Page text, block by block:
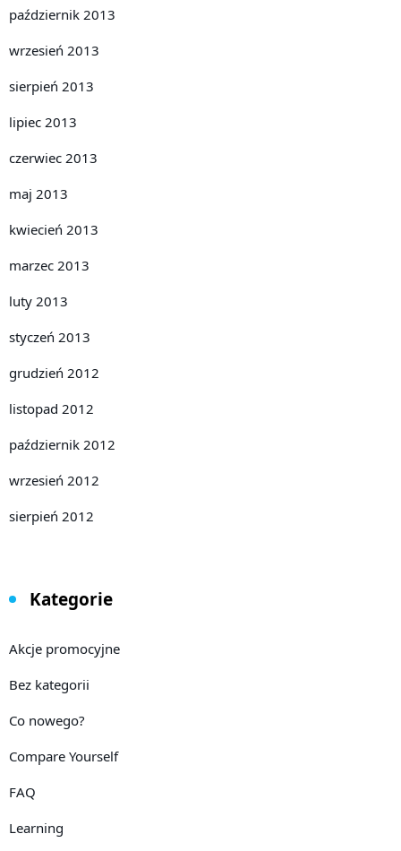
październik 2013
wrzesień 2013
sierpień 2013
lipiec 2013
czerwiec 2013
maj 2013
kwiecień 2013
marzec 2013
luty 2013
styczeń 2013
grudzień 2012
listopad 2012
październik 2012
wrzesień 2012
sierpień 2012
Kategorie
Akcje promocyjne
Bez kategorii
Co nowego?
Compare Yourself
FAQ
Learning